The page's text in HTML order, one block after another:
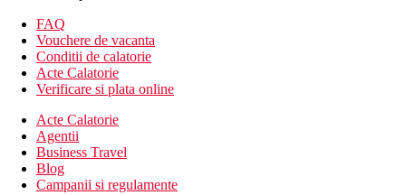
Descrierea hotelului
hol de intrare cu receptie
bar
restaurantul principal
Wi-Fi (gratuit)
piscina cu apa dulce (sezlonguri si umbrele gratuite)
loc de parcare (gratuit, in limita disponibilitatii)
Descrierea plajei
pietris
FAQ
Vouchere de vacanta
Conditii de calatorie
Acte Calatorie
Verificare si plata online
Acte Calatorie
Agentii
Business Travel
Blog
Campanii si regulamente